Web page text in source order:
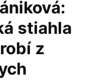
stiahla
z